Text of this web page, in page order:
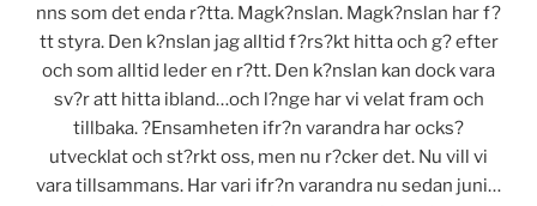
nns som det enda r?tta. Magk?nslan. Magk?nslan har f?
tt styra. Den k?nslan jag alltid f?rs?kt hitta och g? efter
och som alltid leder en r?tt. Den k?nslan kan dock vara
sv?r att hitta ibland…och l?nge har vi velat fram och
tillbaka. ?Ensamheten ifr?n varandra har ocks?
utvecklat och st?rkt oss, men nu r?cker det. Nu vill vi
vara tillsammans. Har vari ifr?n varandra nu sedan juni…